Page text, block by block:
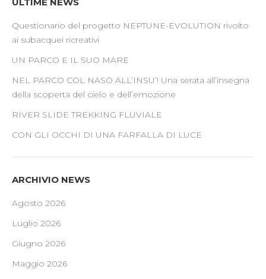
Questionario del progetto NEPTUNE-EVOLUTION rivolto
ai subacquei ricreativi
UN PARCO E IL SUO MARE
NEL PARCO COL NASO ALL’INSU’! Una serata all’insegna
della scoperta del cielo e dell’emozione
RIVER SLIDE TREKKING FLUVIALE
CON GLI OCCHI DI UNA FARFALLA DI LUCE
ARCHIVIO NEWS
Agosto 2026
Luglio 2026
Giugno 2026
Maggio 2026